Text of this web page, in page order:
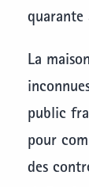
quarante
La
public
pour
des